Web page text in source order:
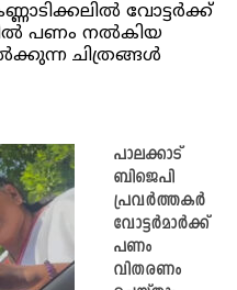
വോട്ടർക്ക്
പണം നൽകിയ
ചിത്രങ്ങൾ
പാലക്കാട്
ബിജെപി
പ്രവർത്തകർ
വോട്ടർമാർക്ക്
പണം
വിതരണം